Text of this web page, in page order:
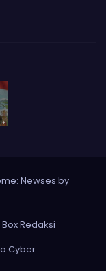
Newses by
Box Redaksi
Cyber